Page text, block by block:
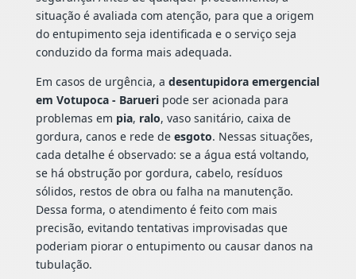
situação é avaliada com atenção, para que a origem
do entupimento seja identificada e o serviço seja
conduzido da forma mais adequada.
Em casos de urgência, a desentupidora emergencial
em Votupoca - Barueripode ser acionada para
problemas em pia, ralo, vaso sanitário, caixa de
gordura, canos e rede de esgoto. Nessas situações,
cada detalhe é observado: se a água está voltando,
se há obstrução por gordura, cabelo, resíduos
sólidos, restos de obra ou falha na manutenção.
Dessa forma, o atendimento é feito com mais
precisão, evitando tentativas improvisadas que
poderiam piorar o entupimento ou causar danos na
tubulação.